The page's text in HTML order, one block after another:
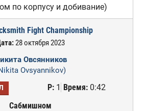
по корпусу и добивание)
Fight Championship
28 октября 2023
Овсянников
Ovsyannikov)
Р:1 Время:0:42
Сабмишном